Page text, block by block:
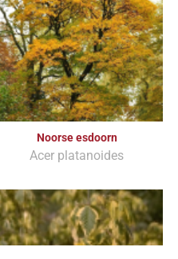
Noorse esdoorn
Acer platanoides